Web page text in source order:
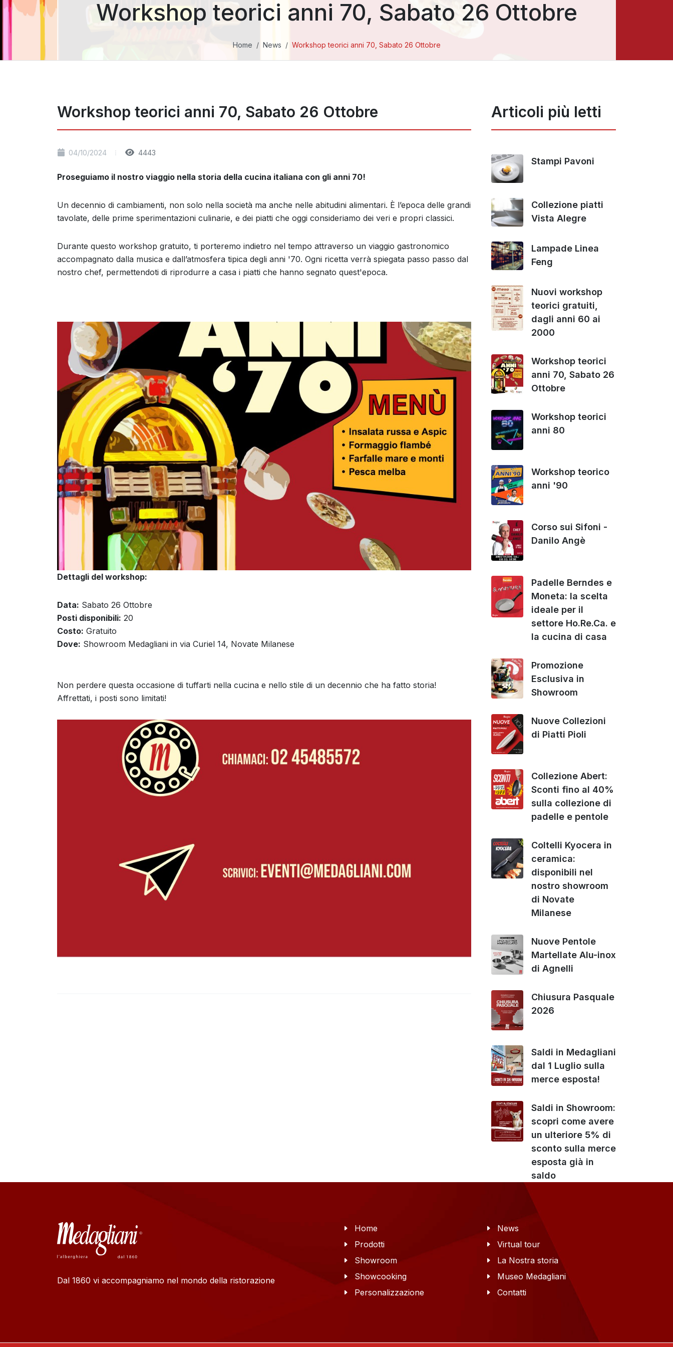
Workshop teorici anni 70, Sabato 26 Ottobre
Home News Workshop teorici anni 70, Sabato 26 Ottobre
Workshop teorici anni 70, Sabato 26 Ottobre
04/10/2024 4443
Proseguiamo il nostro viaggio nella storia della cucina italiana con gli anni 70!
Un decennio di cambiamenti, non solo nella società ma anche nelle abitudini alimentari. È l’epoca delle grandi
tavolate, delle prime sperimentazioni culinarie, e dei piatti che oggi consideriamo dei veri e propri classici.
Durante questo workshop gratuito, ti porteremo indietro nel tempo attraverso un viaggio gastronomico
accompagnato dalla musica e dall’atmosfera tipica degli anni '70. Ogni ricetta verrà spiegata passo passo dal
nostro chef, permettendoti di riprodurre a casa i piatti che hanno segnato quest'epoca.
Dettagli del workshop:
Data: Sabato 26 Ottobre
Posti disponibili: 20
Costo: Gratuito
Dove: Showroom Medagliani in via Curiel 14, Novate Milanese
Non perdere questa occasione di tuffarti nella cucina e nello stile di un decennio che ha fatto storia!
Affrettati, i posti sono limitati!
Articoli più letti
Stampi Pavoni
Collezione piatti
Vista Alegre
Lampade Linea
Feng
Nuovi workshop
teorici gratuiti,
dagli anni 60 ai
2000
Workshop teorici
anni 70, Sabato 26
Ottobre
Workshop teorici
anni 80
Workshop teorico
anni '90
Corso sui Sifoni -
Danilo Angè
Padelle Berndes e
Moneta: la scelta
ideale per il
settore Ho.Re.Ca. e
la cucina di casa
Promozione
Esclusiva in
Showroom
Nuove Collezioni
di Piatti Pioli
Collezione Abert:
Sconti fino al 40%
sulla collezione di
padelle e pentole
Coltelli Kyocera in
ceramica:
disponibili nel
nostro showroom
di Novate
Milanese
Nuove Pentole
Martellate Alu-inox
di Agnelli
Chiusura Pasquale
2026
Saldi in Medagliani
dal 1 Luglio sulla
merce esposta!
Saldi in Showroom:
scopri come avere
un ulteriore 5% di
sconto sulla merce
esposta già in
saldo
Dal 1860 vi accompagniamo nel mondo della ristorazione
Home
Prodotti
Showroom
Showcooking
Personalizzazione
News
Virtual tour
La Nostra storia
Museo Medagliani
Contatti